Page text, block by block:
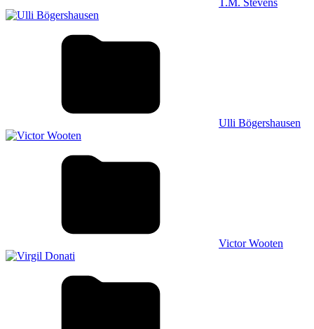
T.M. Stevens
Ulli Bögershausen
Victor Wooten